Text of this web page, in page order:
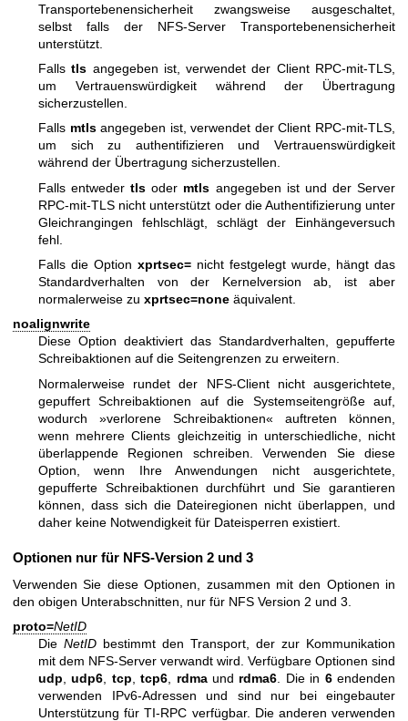
Transportebenensicherheit zwangsweise ausgeschaltet,
selbst falls der NFS-Server Transportebenensicherheit
unterstützt.
Fallstls angegeben ist, verwendet der Client RPC-mit-TLS,
um Vertrauenswürdigkeit während der Übertragung
sicherzustellen.
Falls mtlsangegeben ist, verwendet der Client RPC-mit-TLS,
um sich zu authentifizieren und Vertrauenswürdigkeit
während der Übertragung sicherzustellen.
Falls entwedertls oder mtls angegeben ist und der Server
RPC-mit-TLS nicht unterstützt oder die Authentifizierung unter
Gleichrangingen fehlschlägt, schlägt der Einhängeversuch
fehl.
Falls die Option xprtsec= nicht festgelegt wurde, hängt das
Standardverhalten von der Kernelversion ab, ist aber
normalerweise zu xprtsec=none äquivalent.
noalignwrite
Diese Option deaktiviert das Standardverhalten, gepufferte
Schreibaktionen auf die Seitengrenzen zu erweitern.
Normalerweise rundet der NFS-Client nicht ausgerichtete,
gepuffert Schreibaktionen auf die Systemseitengröße auf,
wodurch »verlorene Schreibaktionen« auftreten können,
wenn mehrere Clients gleichzeitig in unterschiedliche, nicht
überlappende Regionen schreiben. Verwenden Sie diese
Option, wenn Ihre Anwendungen nicht ausgerichtete,
gepufferte Schreibaktionen durchführt und Sie garantieren
können, dass sich die Dateiregionen nicht überlappen, und
daher keine Notwendigkeit für Dateisperren existiert.
Optionen nur für NFS-Version 2 und 3
Verwenden Sie diese Optionen, zusammen mit den Optionen in
den obigen Unterabschnitten, nur für NFS Version 2 und 3.
proto=NetID
Die NetID bestimmt den Transport, der zur Kommunikation
mit dem NFS-Server verwandt wird. Verfügbare Optionen sind
udp ,udp6 tcp ,tcp6 rdmaund rdma6 . Die in 6endenden
verwenden IPv6-Adressen und sind nur bei eingebauter
Unterstützung für TI-RPC verfügbar. Die anderen verwenden